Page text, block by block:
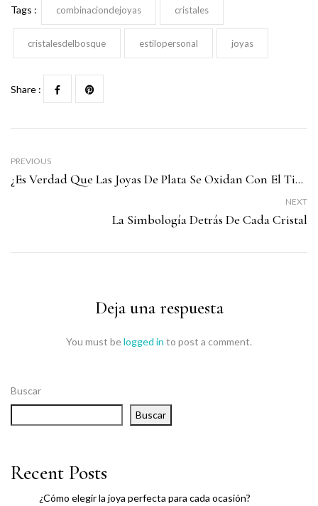
Buscar
Buscar
Recent Posts
¿Cómo elegir la joya perfecta para cada ocasión?
Tags : combinaciondejoyas cristales
cristalesdelbosque estilopersonal joyas
Share :
PREVIOUS
¿Es Verdad Que Las Joyas De Plata Se Oxidan Con El Tiempo?
NEXT
La Simbología Detrás De Cada Cristal
Deja una respuesta
You must belogged in to post a comment.